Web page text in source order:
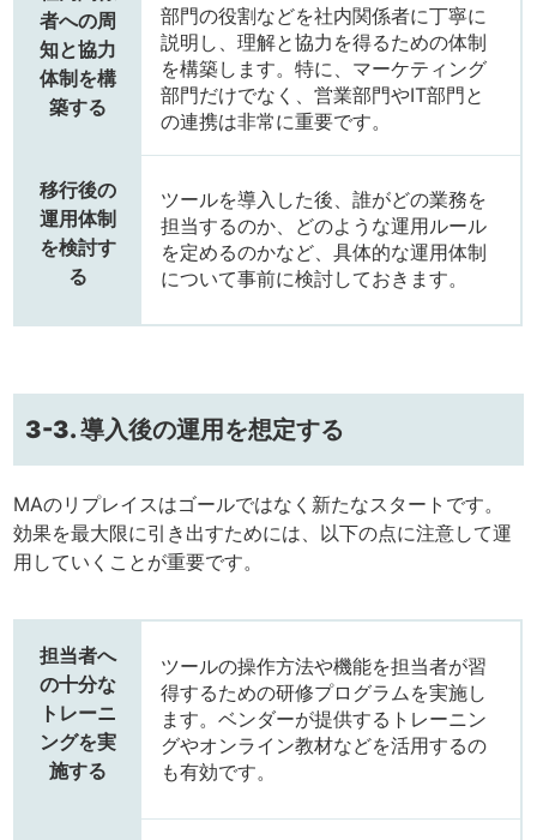
者への周
知と協力
体制を構
築する
部門の役割などを社内関係者に丁寧に
説明し、理解と協力を得るための体制
を構築します。特に、マーケティング
部門だけでなく、営業部門やIT部門と
の連携は非常に重要です。
移行後の
運用体制
を検討す
る
ツールを導入した後、誰がどの業務を
担当するのか、どのような運用ルール
を定めるのかなど、具体的な運用体制
について事前に検討しておきます。
3-3. 導入後の運用を想定する
MAのリプレイスはゴールではなく新たなスタートです。
効果を最大限に引き出すためには、以下の点に注意して運
用していくことが重要です。
担当者へ
の十分な
トレーニ
ングを実
施する
ツールの操作方法や機能を担当者が習
得するための研修プログラムを実施し
ます。ベンダーが提供するトレーニン
グやオンライン教材などを活用するの
も有効です。